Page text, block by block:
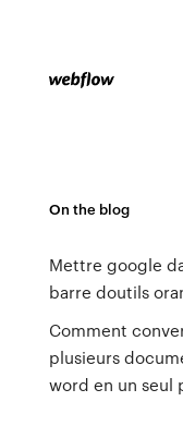
On the blog
Mettre google
barre doutils
Comment
plusieurs
word en un seul